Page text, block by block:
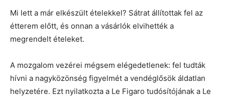
Mi lett a már elkészült ételekkel? Sátrat állítottak fel az
étterem előtt, és onnan a vásárlók elvihették a
megrendelt ételeket.
A mozgalom vezérei mégsem elégedetlenek: fel tudták
hívni a nagyközönség figyelmét a vendéglősök áldatlan
helyzetére. Ezt nyilatkozta a Le Figaro tudósítójának a Le